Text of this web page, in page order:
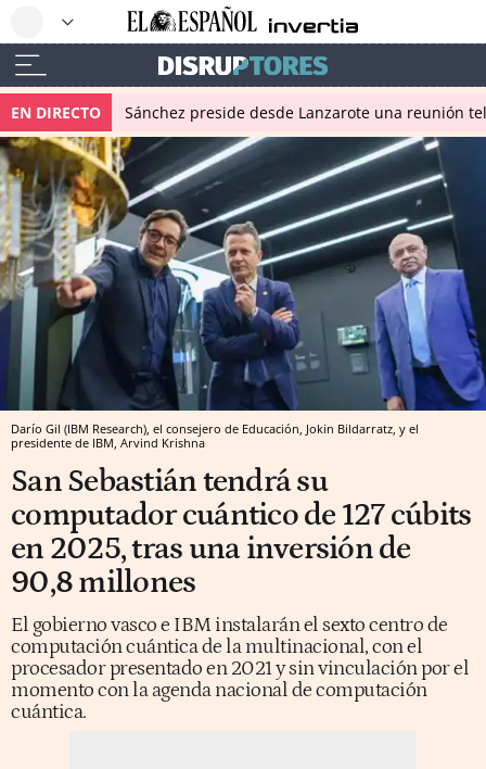
EN DIRECTO Sánchez preside desde Lanzarote una reunión
Darío Gil (IBM Research), el consejero de Educación, Jokin Bildarratz, y el
presidente de IBM, Arvind Krishna
San Sebastián tendrá su
computador cuántico de 127 cúbits
en 2025, tras una inversión de
90,8 millones
El gobierno vasco e IBM instalarán el sexto centro de
computación cuántica de la multinacional, con el
procesador presentado en 2021 y sin vinculación por el
momento con la agenda nacional de computación
cuántica.